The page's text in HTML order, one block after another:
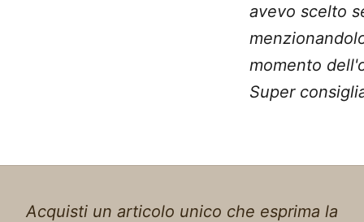
avevo scelto
momento
Super
Acquisti un articolo unico che esprima la